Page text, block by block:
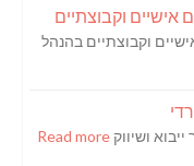
ושיווק Read more